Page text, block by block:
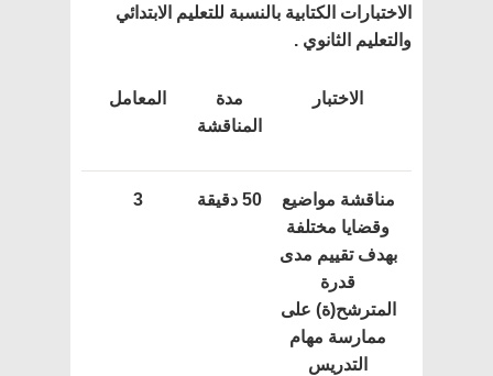
الاختبارات الكتابية بالنسبة للتعليم الابتدائي
والتعليم الثانوي .
الاختبار
مدة
المناقشة
المعامل
مناقشة مواضيع
وقضايا مختلفة
بهدف تقييم مدى
قدرة
المترشح(ة) على
ممارسة مهام
التدريس
50 دقيقة 3